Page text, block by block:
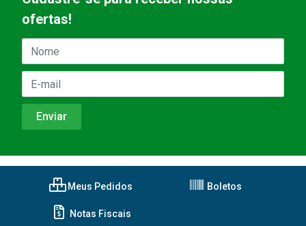
ofertas!
Meus Pedidos Boletos
Notas Fiscais